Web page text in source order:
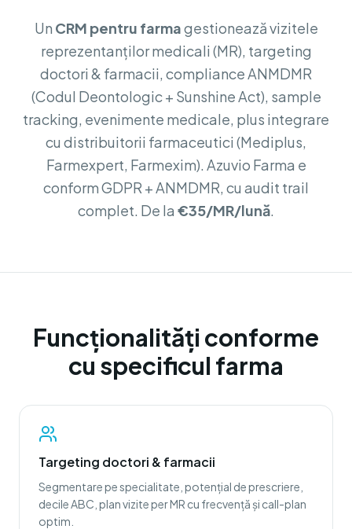
Un CRM pentru farmagestionează vizitele
reprezentanților medicali (MR), targeting
doctori & farmacii, compliance ANMDMR
(Codul Deontologic + Sunshine Act), sample
tracking, evenimente medicale, plus integrare
cu distribuitorii farmaceutici (Mediplus,
Farmexpert, Farmexim). Azuvio Farma e
conform GDPR + ANMDMR, cu audit trail
complet. De la €35/MR/lună.
Funcționalități conforme
cu specificul farma
Targeting doctori & farmacii
Segmentare pe specialitate, potențial de prescriere,
decile ABC, plan vizite per MR cu frecvență și call-plan
optim.